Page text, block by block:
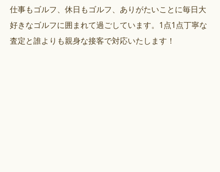
仕事もゴルフ、休日もゴルフ、ありがたいことに毎日大
好きなゴルフに囲まれて過ごしています。1点1点丁寧な
査定と誰よりも親身な接客で対応いたします！